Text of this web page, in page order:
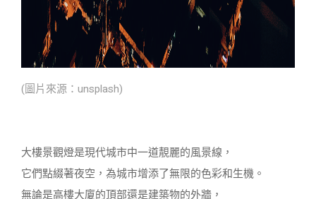
(圖片來源：unsplash)
大樓景觀燈是現代城市中一道靚麗的風景線，
它們點綴著夜空，為城市增添了無限的色彩和生機。
無論是高樓大廈的頂部還是建築物的外牆，